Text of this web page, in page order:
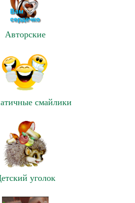
Авторские
смайлики
уголок